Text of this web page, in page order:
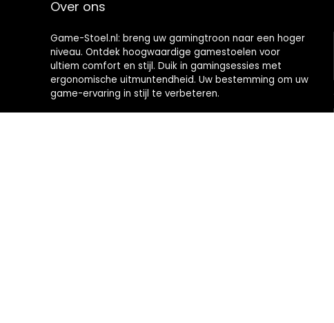
Over ons
Game-Stoel.nl: breng uw gamingtroon naar een hoger
niveau. Ontdek hoogwaardige gamestoelen voor
ultiem comfort en stijl. Duik in gamingsessies met
ergonomische uitmuntendheid. Uw bestemming om uw
game-ervaring in stijl te verbeteren.